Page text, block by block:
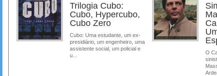
Trilogia Cubo:
Cubo, Hypercubo,
Cubo Zero
Cubo: Uma estudante, um ex-
presidiário, um engenheiro, uma
assistente social, um policial e
u...
O